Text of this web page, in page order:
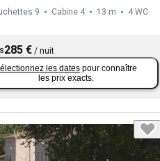
9 Cabine 4 13 m 4 WC
285 €/ nuit
les dates pour connaître
les prix exacts.